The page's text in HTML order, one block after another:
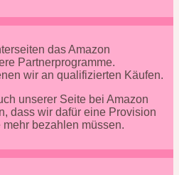
das Amazon
Partnerprogramme.
wir an qualifizierten Käufen.
unserer Seite bei Amazon
dass wir dafür eine Provision
bezahlen müssen.